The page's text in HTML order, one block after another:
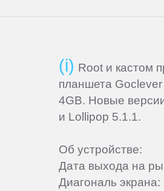
Root и кастом
планшета
4GB. Новые
и Lollipop 5.1.1.
Об устройстве:
Дата выхода на
Диагональ